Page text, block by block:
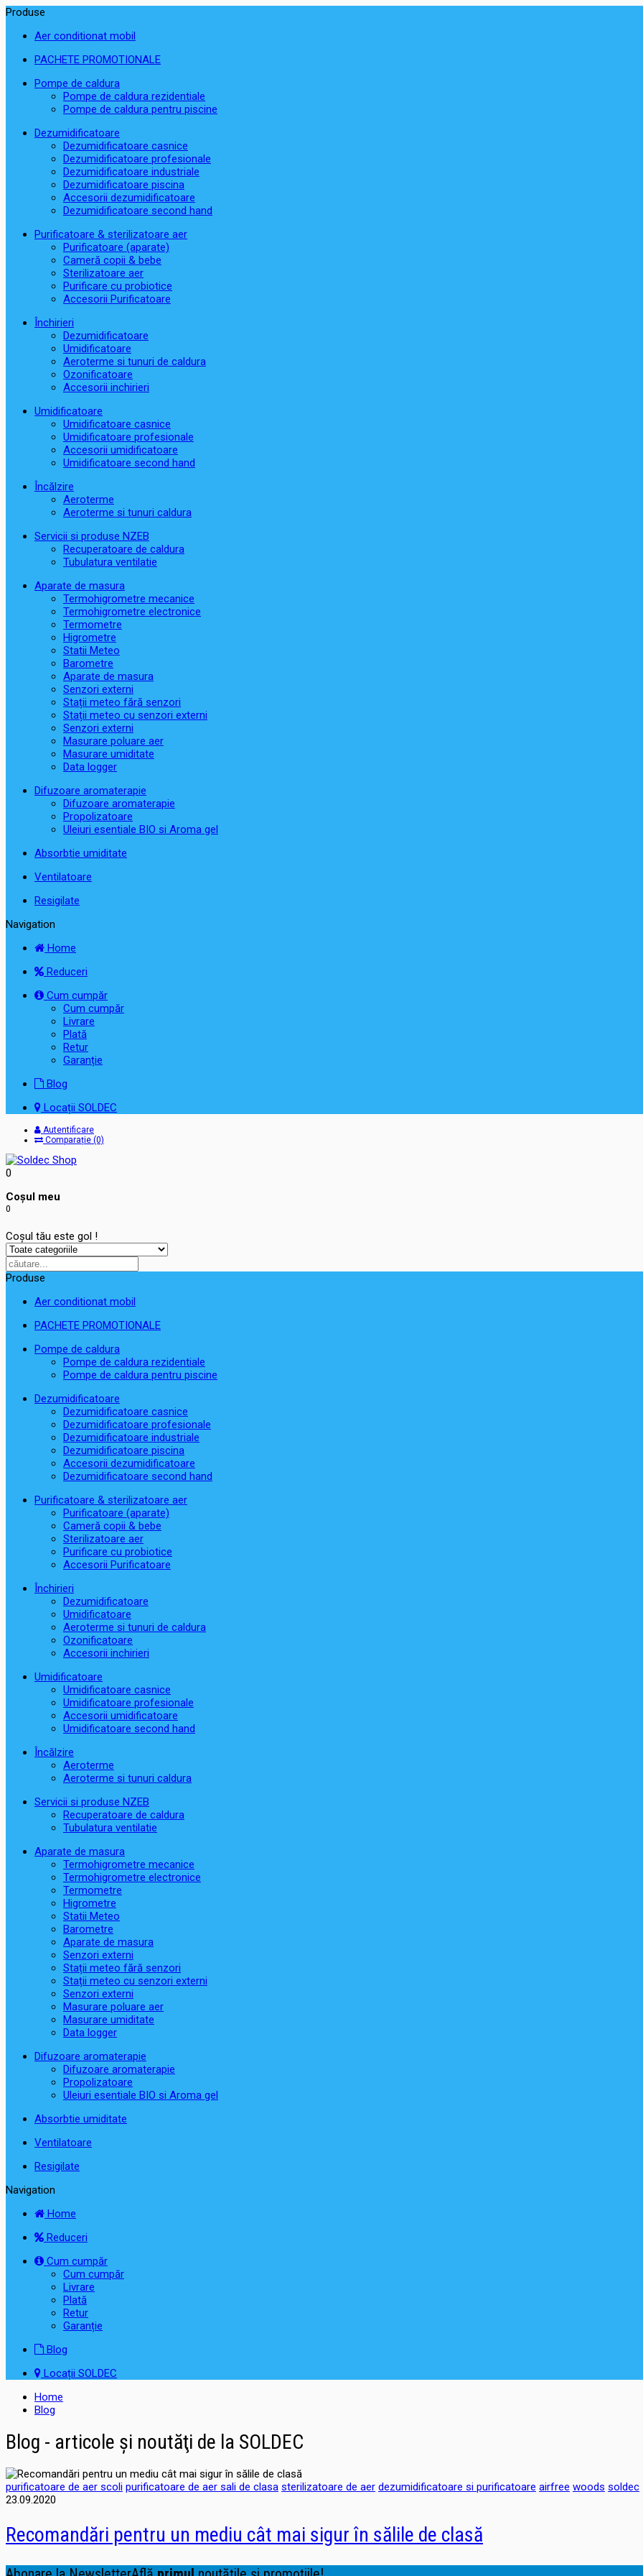
Produse
Aer conditionat mobil
PACHETE PROMOTIONALE
Pompe de caldura
Pompe de caldura rezidentiale
Pompe de caldura pentru piscine
Dezumidificatoare
Dezumidificatoare casnice
Dezumidificatoare profesionale
Dezumidificatoare industriale
Dezumidificatoare piscina
Accesorii dezumidificatoare
Dezumidificatoare second hand
Purificatoare & sterilizatoare aer
Purificatoare (aparate)
Cameră copii & bebe
Sterilizatoare aer
Purificare cu probiotice
Accesorii Purificatoare
Închirieri
Dezumidificatoare
Umidificatoare
Aeroterme si tunuri de caldura
Ozonificatoare
Accesorii inchirieri
Umidificatoare
Umidificatoare casnice
Umidificatoare profesionale
Accesorii umidificatoare
Umidificatoare second hand
Încălzire
Aeroterme
Aeroterme si tunuri caldura
Servicii si produse NZEB
Recuperatoare de caldura
Tubulatura ventilatie
Aparate de masura
Termohigrometre mecanice
Termohigrometre electronice
Termometre
Higrometre
Statii Meteo
Barometre
Aparate de masura
Senzori externi
Stații meteo fără senzori
Stații meteo cu senzori externi
Senzori externi
Masurare poluare aer
Masurare umiditate
Data logger
Difuzoare aromaterapie
Difuzoare aromaterapie
Propolizatoare
Uleiuri esentiale BIO si Aroma gel
Absorbtie umiditate
Ventilatoare
Resigilate
Navigation
Home
Reduceri
Cum cumpăr
Cum cumpăr
Livrare
Plată
Retur
Garanție
Blog
Locații SOLDEC
Autentificare
Comparație (0)
0
Coşul meu
0
Coșul tău este gol !
Produse
Aer conditionat mobil
PACHETE PROMOTIONALE
Pompe de caldura
Pompe de caldura rezidentiale
Pompe de caldura pentru piscine
Dezumidificatoare
Dezumidificatoare casnice
Dezumidificatoare profesionale
Dezumidificatoare industriale
Dezumidificatoare piscina
Accesorii dezumidificatoare
Dezumidificatoare second hand
Purificatoare & sterilizatoare aer
Purificatoare (aparate)
Cameră copii & bebe
Sterilizatoare aer
Purificare cu probiotice
Accesorii Purificatoare
Închirieri
Dezumidificatoare
Umidificatoare
Aeroterme si tunuri de caldura
Ozonificatoare
Accesorii inchirieri
Umidificatoare
Umidificatoare casnice
Umidificatoare profesionale
Accesorii umidificatoare
Umidificatoare second hand
Încălzire
Aeroterme
Aeroterme si tunuri caldura
Servicii si produse NZEB
Recuperatoare de caldura
Tubulatura ventilatie
Aparate de masura
Termohigrometre mecanice
Termohigrometre electronice
Termometre
Higrometre
Statii Meteo
Barometre
Aparate de masura
Senzori externi
Stații meteo fără senzori
Stații meteo cu senzori externi
Senzori externi
Masurare poluare aer
Masurare umiditate
Data logger
Difuzoare aromaterapie
Difuzoare aromaterapie
Propolizatoare
Uleiuri esentiale BIO si Aroma gel
Absorbtie umiditate
Ventilatoare
Resigilate
Navigation
Home
Reduceri
Cum cumpăr
Cum cumpăr
Livrare
Plată
Retur
Garanție
Blog
Locații SOLDEC
Home
Blog
Blog - articole şi noutăţi de la SOLDEC
purificatoare de aer scoli purificatoare de aer sali de clasa sterilizatoare de aer dezumidificatoare si purificatoare airfree woods soldec
23.09.2020
Recomandări pentru un mediu cât mai sigur în sălile de clasă